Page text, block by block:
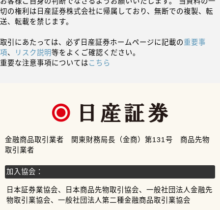
切の権利は日産証券株式会社に帰属しており、無断での複製、転
送、転載を禁じます。
取引にあたっては、必ず日産証券ホームページに記載の重要事
項、 リスク説明等をよくご確認ください。
重要な注意事項についてはこちら
金融商品取引業者 関東財務局長（金商）第131号 商品先物
取引業者
加入協会：
日本証券業協会、日本商品先物取引協会、一般社団法人金融先
物取引業協会、一般社団法人第二種金融商品取引業協会